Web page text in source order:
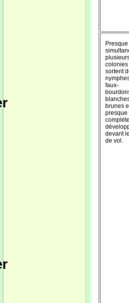
Presque
colonies
sortent
faux-
brunes
presque
devant
de vol.